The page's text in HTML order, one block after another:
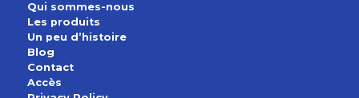
Qui sommes-nous
Les produits
Un peu d’histoire
Blog
Contact
Accès